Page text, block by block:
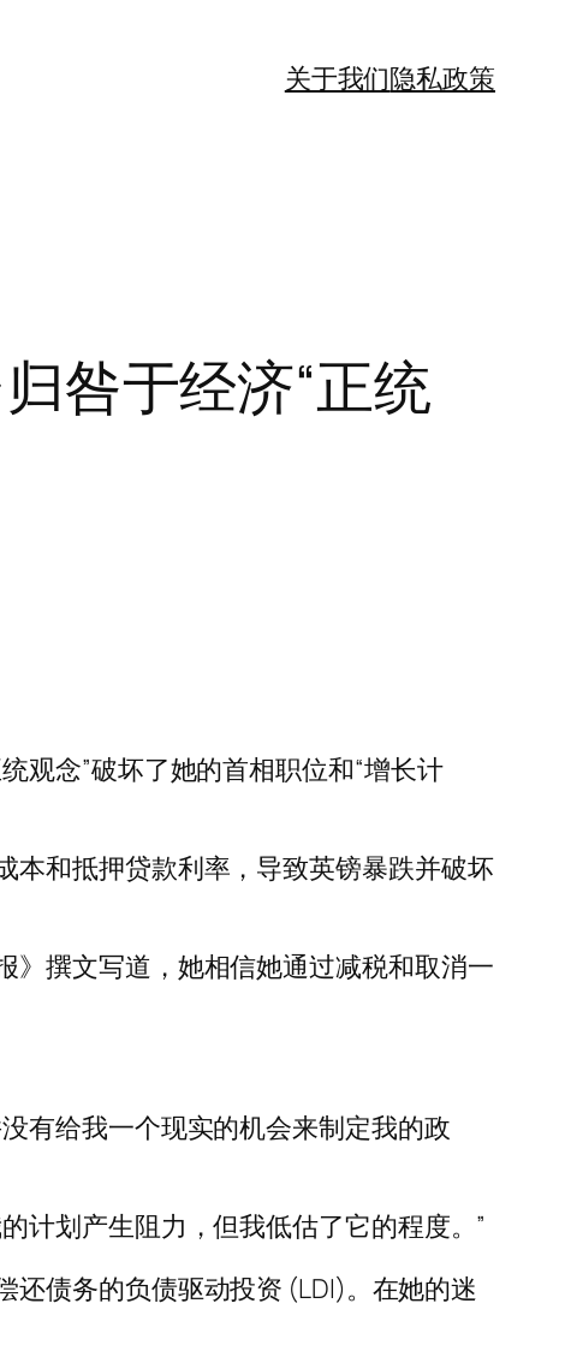
关于我们隐私政策
咎于经济“正统
观念”破坏了她的首相职位和“增长计
本和抵押贷款利率，导致英镑暴跌并破坏
》撰文写道，她相信她通过减税和取消一
有给我一个现实的机会来制定我的政
计划产生阻力，但我低估了它的程度。”
债务的负债驱动投资 (LDI)。在她的迷